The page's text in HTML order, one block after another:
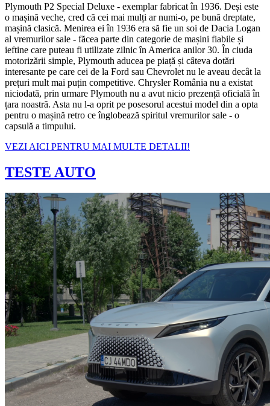
Plymouth P2 Special Deluxe - exemplar fabricat în 1936. Deși este
o mașină veche, cred că cei mai mulți ar numi-o, pe bună dreptate,
mașină clasică. Menirea ei în 1936 era să fie un soi de Dacia Logan
al vremurilor sale - făcea parte din categorie de mașini fiabile și
ieftine care puteau fi utilizate zilnic în America anilor 30. În ciuda
motorizării simple, Plymouth aducea pe piață și câteva dotări
interesante pe care cei de la Ford sau Chevrolet nu le aveau decât la
prețuri mult mai puțin competitive. Chrysler România nu a existat
niciodată, prin urmare Plymouth nu a avut nicio prezență oficială în
țara noastră. Asta nu l-a oprit pe posesorul acestui model din a opta
pentru o mașină retro ce înglobează spiritul vremurilor sale - o
capsulă a timpului.
VEZI AICI PENTRU MAI MULTE DETALII!
TESTE AUTO